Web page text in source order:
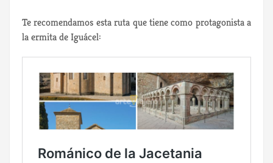
Te recomendamos esta ruta que tiene como protagonista a
la ermita de Iguácel: